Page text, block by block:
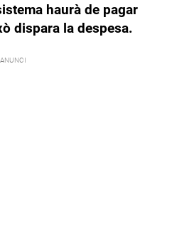
haurà de pagar
dispara la despesa.